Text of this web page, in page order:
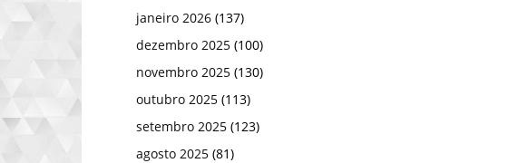
janeiro 2026 (137)
dezembro 2025 (100)
novembro 2025 (130)
outubro 2025 (113)
setembro 2025 (123)
agosto 2025 (81)